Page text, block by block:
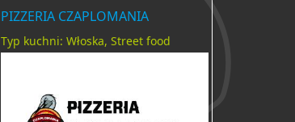
PIZZERIA CZAPLOMANIA
Typ kuchni: Włoska, Street food